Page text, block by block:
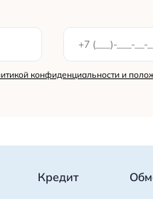
конфиденциальности и
Кредит